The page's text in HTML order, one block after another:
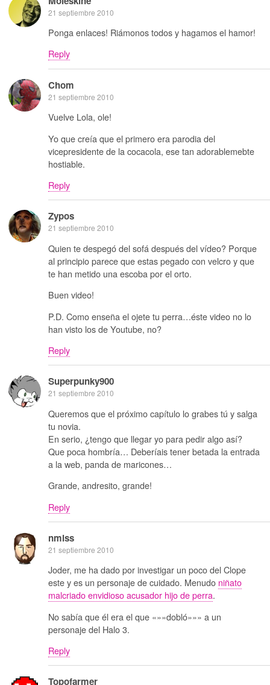
21 septiembre 2010
Ponga enlaces! Riámonos todos y hagamos el hamor!
Reply
Chom
21 septiembre 2010
Vuelve Lola, ole!
Yo que creía que el primero era parodia del
vicepresidente de la cocacola, ese tan adorablemebte
hostiable.
Reply
Zypos
21 septiembre 2010
Quien te despegó del sofá después del vídeo? Porque
al principio parece que estas pegado con velcro y que
te han metido una escoba por el orto.
Buen video!
P.D. Como enseña el ojete tu perra…éste video no lo
han visto los de Youtube, no?
Reply
Superpunky900
21 septiembre 2010
Queremos que el próximo capítulo lo grabes tú y salga
tu novia.
En serio, ¿tengo que llegar yo para pedir algo así?
Que poca hombría… Deberíais tener betada la entrada
a la web, panda de maricones…
Grande, andresito, grande!
Reply
nmlss
21 septiembre 2010
Joder, me ha dado por investigar un poco del Clope
este y es un personaje de cuidado. Menudo niñato
malcriado envidioso acusador hijo de perra.
No sabía que él era el que «»»dobló»»» a un
personaje del Halo 3.
Reply
Topofarmer